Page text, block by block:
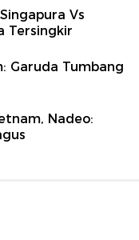
Vs
Tersingkir
Garuda Tumbang
Nadeo: